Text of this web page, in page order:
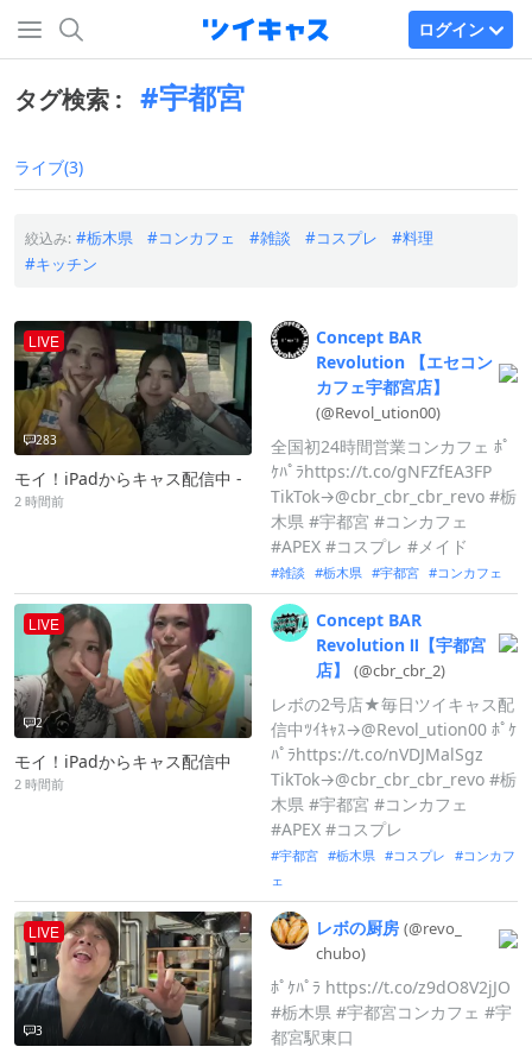
ログイン
タグ検索 : 宇都宮
ライブ(3)
絞込み: 栃木県 コンカフェ 雑談 コスプレ
料理
キッチン
LIVE
283
モイ！iPadからキャス配信中 -
2 時間前
Concept BAR
Revolution
【エセコン
カフェ宇都宮店】
(@Revol_ ution00)
全国初24時間営業コンカフェ ﾎﾟ
ｹﾊﾟﾗhttps://t.co/gNFZfEA3FP
TikTok→@cbr_cbr_cbr_revo #栃
木県 #宇都宮 #コンカフェ
#APEX #コスプレ #メイド
雑談 栃木県 宇都宮 コンカフェ
LIVE
2
モイ！iPadからキャス配信中
2 時間前
Concept BAR
Revolution Ⅱ【宇都宮
店】
(@cbr_ cbr_ 2)
レボの2号店★毎日ツイキャス配
信中ﾂｲｷｬｽ→@Revol_ution00 ﾎﾟｹ
ﾊﾟﾗhttps://t.co/nVDJMalSgz
TikTok→@cbr_cbr_cbr_revo #栃
木県 #宇都宮 #コンカフェ
#APEX #コスプレ
宇都宮 栃木県 コスプレ
コンカフ
ェ
LIVE
3
レボの厨房 (@revo_
chubo)
ﾎﾟｹﾊﾟﾗ https://t.co/z9dO8V2jJO
#栃木県 #宇都宮コンカフェ #宇
都宮駅東口